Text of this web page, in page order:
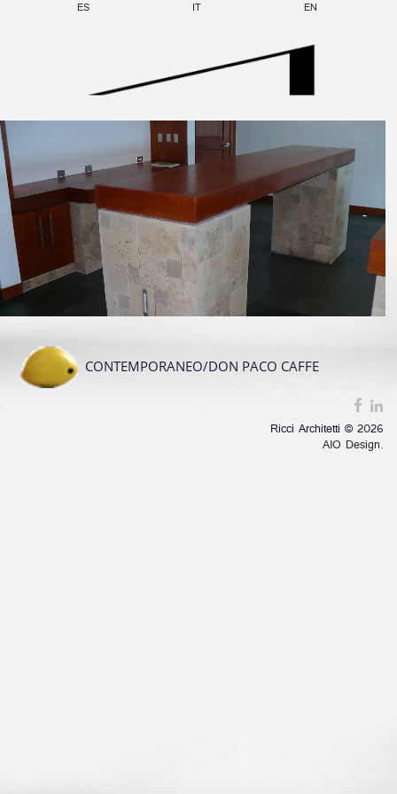
ES IT EN
CONTEMPORANEO/DON PACO CAFFE
Ricci Architetti © 2026
AIO Design.